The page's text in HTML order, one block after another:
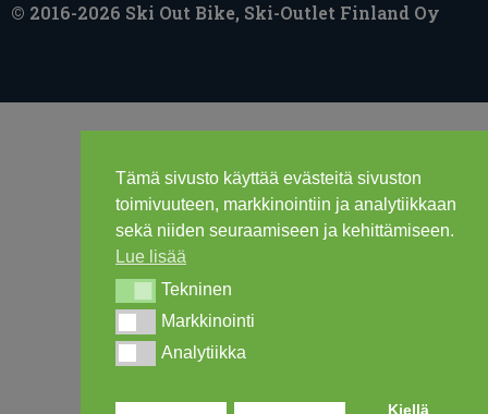
Tämä sivusto käyttää evästeitä sivuston
toimivuuteen, markkinointiin ja analytiikkaan
sekä niiden seuraamiseen ja kehittämiseen.
Lue lisää
TekninenTekninen
MarkkinointiMarkkinointi
AnalytiikkaAnalytiikka
Kiellä
© 2016-2026 Ski Out Bike, Ski-Outlet Finland Oy